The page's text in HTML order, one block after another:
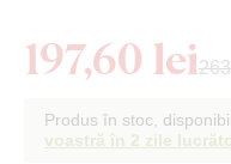
197,60 lei
Produs în stoc,
voastră în 2 zile